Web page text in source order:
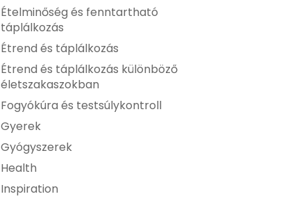
Ételminőség és fenntartható
táplálkozás
Étrend és táplálkozás
Étrend és táplálkozás különböző
életszakaszokban
Fogyókúra és testsúlykontroll
Gyerek
Gyógyszerek
Health
Inspiration